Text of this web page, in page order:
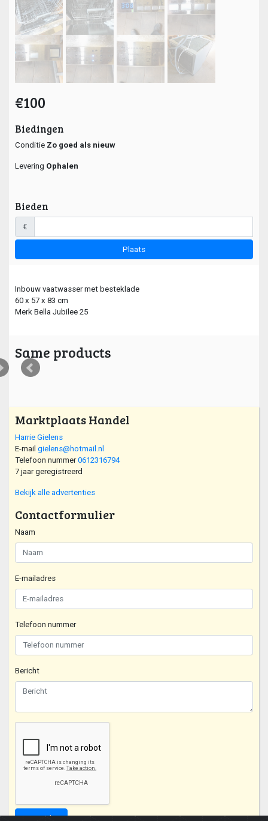
€100
Biedingen
Conditie Zo goed als nieuw
Levering Ophalen
Bieden
€
Plaats
Inbouw vaatwasser met besteklade
60 x 57 x 83 cm
Merk Bella Jubilee 25
Same products
Marktplaats Handel
Harrie Gielens
E-mail gielens@hotmail.nl
Telefoon nummer0612316794
7 jaar geregistreerd
Bekijk alle advertenties
Contactformulier
Naam
E-mailadres
Telefoon nummer
Bericht
Verzenden